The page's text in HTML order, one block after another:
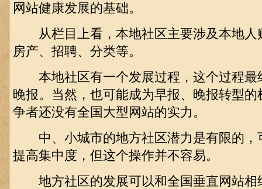
网站健康发展的基础。
从栏目上看，本地社区主要涉及本地人
房产、招聘、分类等。
本地社区有一个发展过程，这个过程最
晚报。当然，也可能成为早报、晚报转型
争者还没有全国大型网站的实力。
中、小城市的地方社区潜力是有限的，
提高集中度，但这个操作并不容易。
地方社区的发展可以和全国垂直网站相